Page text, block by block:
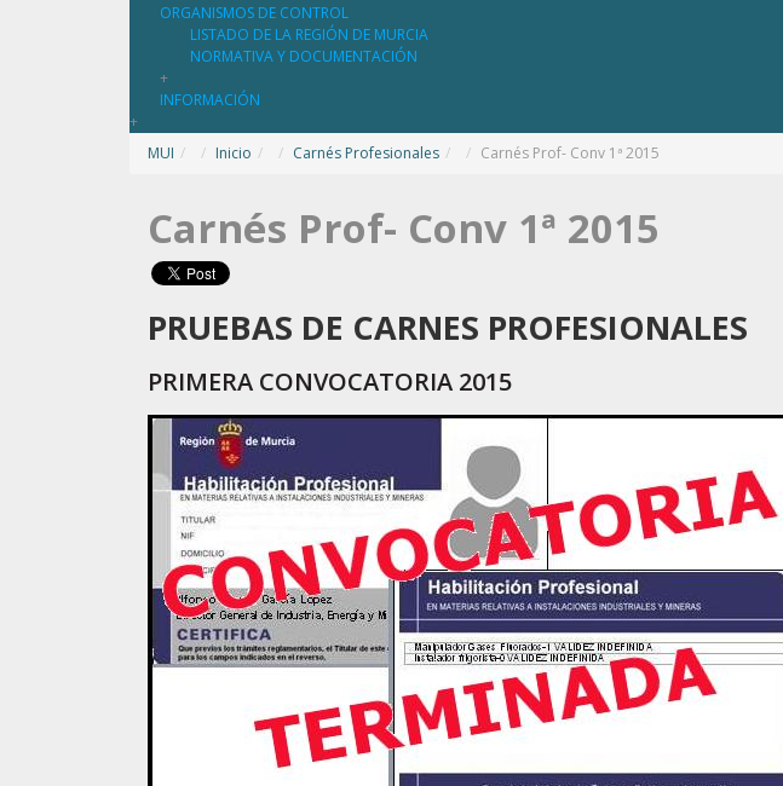
ORGANISMOS DE CONTROL
LISTADO DE LA REGIÓN DE MURCIA
NORMATIVA Y DOCUMENTACIÓN
+
INFORMACIÓN
+
MUI / Inicio / Carnés Profesionales / Carnés Prof- Conv 1ª 2015
Carnés Prof- Conv 1ª 2015
PRUEBAS DE CARNES PROFESIONALES
PRIMERA CONVOCATORIA 2015